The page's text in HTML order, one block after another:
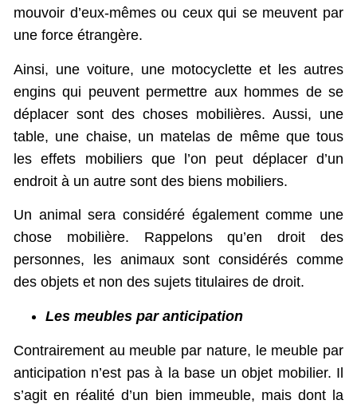
mouvoir d’eux-mêmes ou ceux qui se meuvent par
une force étrangère.
Ainsi, une voiture, une motocyclette et les autres
engins qui peuvent permettre aux hommes de se
déplacer sont des choses mobilières. Aussi, une
table, une chaise, un matelas de même que tous
les effets mobiliers que l’on peut déplacer d’un
endroit à un autre sont des biens mobiliers.
Un animal sera considéré également comme une
chose mobilière. Rappelons qu’en droit des
personnes, les animaux sont considérés comme
des objets et non des sujets titulaires de droit.
Les meubles par anticipation
Contrairement au meuble par nature, le meuble par
anticipation n’est pas à la base un objet mobilier. Il
s’agit en réalité d’un bien immeuble, mais dont la